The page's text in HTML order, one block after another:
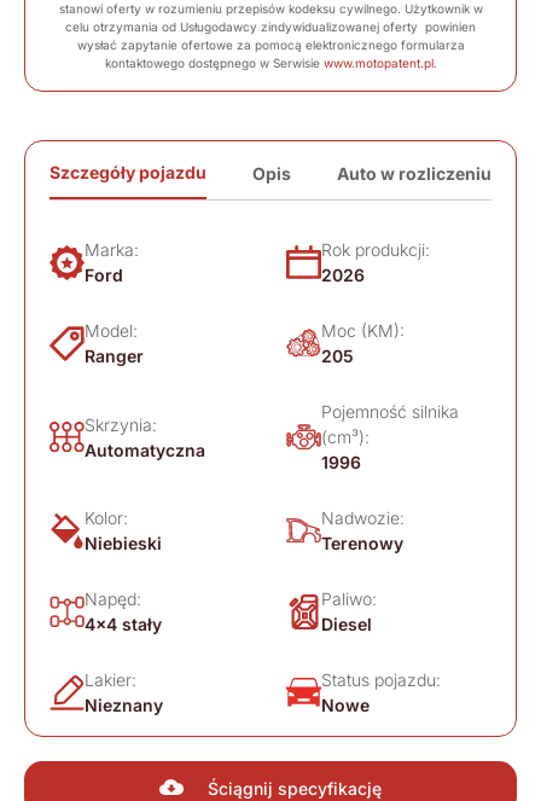
stanowi oferty w rozumieniu przepisów kodeksu cywilnego. Użytkownik w
celu otrzymania od Usługodawcy zindywidualizowanej oferty powinien
wysłać zapytanie ofertowe za pomocą elektronicznego formularza
kontaktowego dostępnego w Serwisie www.motopatent.pl.
Szczegóły pojazdu Opis Auto w rozliczeniu
Marka:
Ford
Rok produkcji:
2026
Model:
Ranger
Moc (KM):
205
Skrzynia:
Automatyczna
Pojemność silnika
(cm³):
1996
Kolor:
Niebieski
Nadwozie:
Terenowy
Napęd:
4x4 stały
Paliwo:
Diesel
Lakier:
Nieznany
Status pojazdu:
Nowe
Ściągnij specyfikację